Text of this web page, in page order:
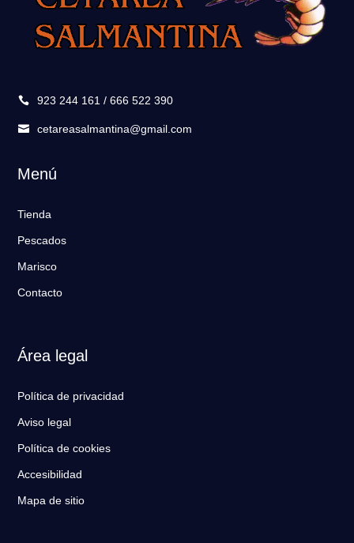
 923 244 161 / 666 522 390
 cetareasalmantina@gmail.com
Menú
Tienda
Pescados
Marisco
Contacto
Área legal
Política de privacidad
Aviso legal
Política de cookies
Accesibilidad
Mapa de sitio